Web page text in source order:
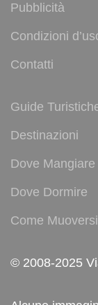
Pubblicità
Condizioni
Contatti
Guide
Destinazioni
Dove Mangiare
Dove Dormire
Come Muoversi
© 2008-2025